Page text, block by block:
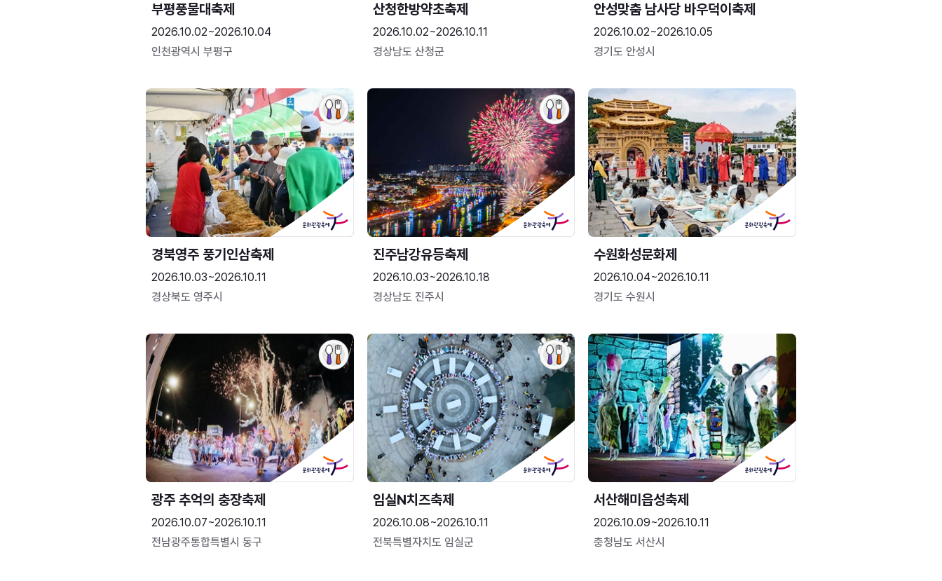
부평풍물대축제
2026.10.02~2026.10.04
인천광역시 부평구
산청한방약초축제
2026.10.02~2026.10.11
경상남도 산청군
안성맞춤 남사당 바우덕이축제
2026.10.02~2026.10.05
경기도 안성시
경북영주 풍기인삼축제
2026.10.03~2026.10.11
경상북도 영주시
진주남강유등축제
2026.10.03~2026.10.18
경상남도 진주시
수원화성문화제
2026.10.04~2026.10.11
경기도 수원시
광주 추억의 충장축제
2026.10.07~2026.10.11
전남광주통합특별시 동구
임실N치즈축제
2026.10.08~2026.10.11
전북특별자치도 임실군
서산해미읍성축제
2026.10.09~2026.10.11
충청남도 서산시